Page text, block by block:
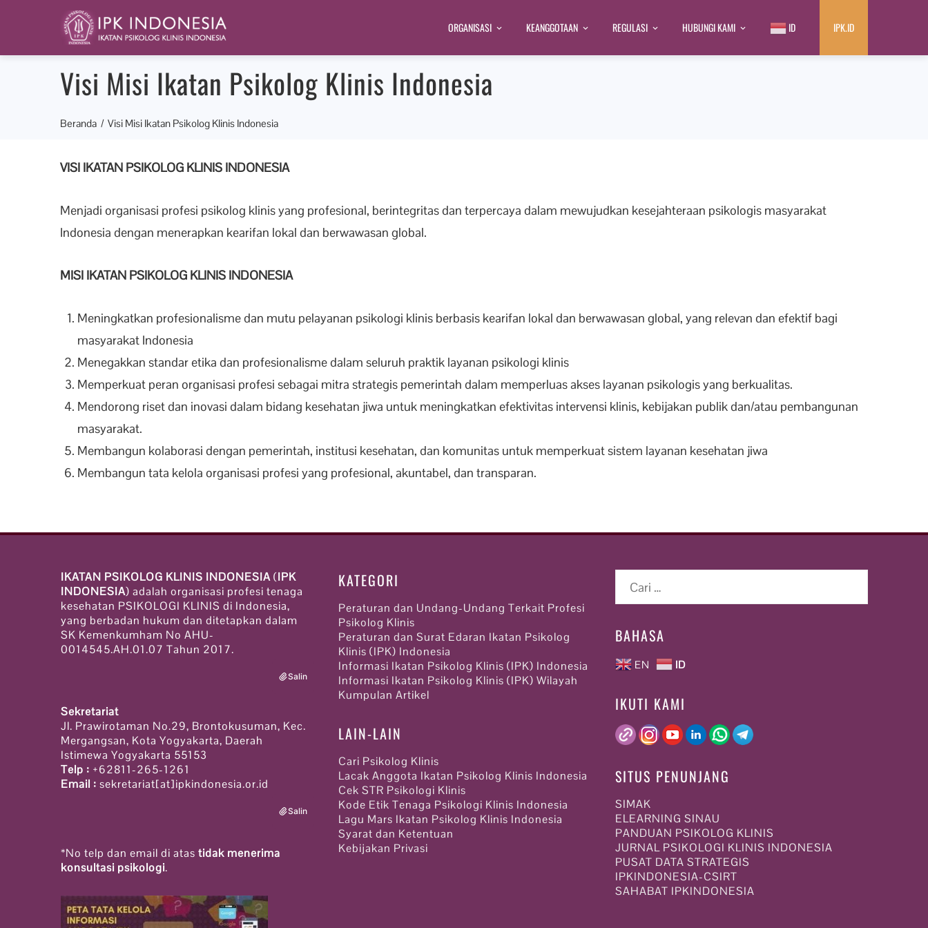
ORGANISASI KEANGGOTAAN REGULASI HUBUNGI KAMI ID IPK.ID
Visi Misi Ikatan Psikolog Klinis Indonesia
Beranda Visi Misi Ikatan Psikolog Klinis Indonesia
VISI IKATAN PSIKOLOG KLINIS INDONESIA
Menjadi organisasi profesi psikolog klinis yang profesional, berintegritas dan terpercaya dalam mewujudkan kesejahteraan psikologis masyarakat
Indonesia dengan menerapkan kearifan lokal dan berwawasan global.
MISI IKATAN PSIKOLOG KLINIS INDONESIA
Meningkatkan profesionalisme dan mutu pelayanan psikologi klinis berbasis kearifan lokal dan berwawasan global, yang relevan dan efektif bagi
masyarakat Indonesia
Menegakkan standar etika dan profesionalisme dalam seluruh praktik layanan psikologi klinis
Memperkuat peran organisasi profesi sebagai mitra strategis pemerintah dalam memperluas akses layanan psikologis yang berkualitas.
Mendorong riset dan inovasi dalam bidang kesehatan jiwa untuk meningkatkan efektivitas intervensi klinis, kebijakan publik dan/atau pembangunan
masyarakat.
Membangun kolaborasi dengan pemerintah, institusi kesehatan, dan komunitas untuk memperkuat sistem layanan kesehatan jiwa
Membangun tata kelola organisasi profesi yang profesional, akuntabel, dan transparan.
IKATAN PSIKOLOG KLINIS INDONESIA(IPK
INDONESIA) adalah organisasi profesi tenaga
kesehatan PSIKOLOGI KLINIS di Indonesia,
yang berbadan hukum dan ditetapkan dalam
SK Kemenkumham No AHU-
0014545.AH.01.07 Tahun 2017.
Salin
Sekretariat
Jl. Prawirotaman No.29, Brontokusuman, Kec.
Mergangsan, Kota Yogyakarta, Daerah
Istimewa Yogyakarta 55153
Telp : +62811-265-1261
Email : sekretariat[at]ipkindonesia.or.id
Salin
*No telp dan email di atastidak menerima
konsultasi psikologi.
KATEGORI
Peraturan dan Undang-Undang Terkait Profesi
Psikolog Klinis
Peraturan dan Surat Edaran Ikatan Psikolog
Klinis (IPK) Indonesia
Informasi Ikatan Psikolog Klinis (IPK) Indonesia
Informasi Ikatan Psikolog Klinis (IPK) Wilayah
Kumpulan Artikel
LAIN-LAIN
Cari Psikolog Klinis
Lacak Anggota Ikatan Psikolog Klinis Indonesia
Cek STR Psikologi Klinis
Kode Etik Tenaga Psikologi Klinis Indonesia
Lagu Mars Ikatan Psikolog Klinis Indonesia
Syarat dan Ketentuan
Kebijakan Privasi
untuk:
BAHASA
EN ID
IKUTI KAMI
SITUS PENUNJANG
SIMAK
ELEARNING SINAU
PANDUAN PSIKOLOG KLINIS
JURNAL PSIKOLOGI KLINIS INDONESIA
PUSAT DATA STRATEGIS
IPKINDONESIA-CSIRT
SAHABAT IPKINDONESIA